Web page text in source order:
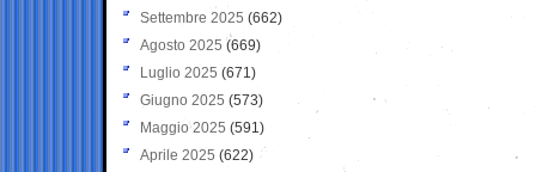
Settembre 2025 (662)
Agosto 2025 (669)
Luglio 2025 (671)
Giugno 2025 (573)
Maggio 2025 (591)
Aprile 2025 (622)